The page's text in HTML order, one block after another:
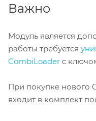
Важно
Модуль является
работы требуется
CombiLoader с
При покупке нового
входит в комплект